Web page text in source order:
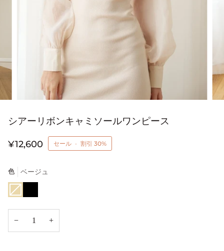
シアーリボンキャミソールワンピース
¥12,600 セール • 割引 30%
色 ベージュ
ベ
ー
ュ
選
択
た
エ
ク
−
+